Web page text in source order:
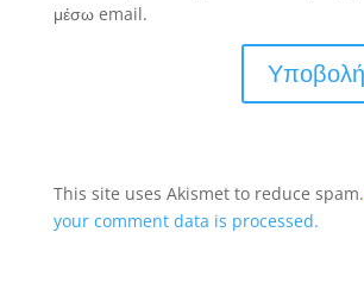
μέσω email.
This site uses Akismet to reduce spam.
your comment data is processed.